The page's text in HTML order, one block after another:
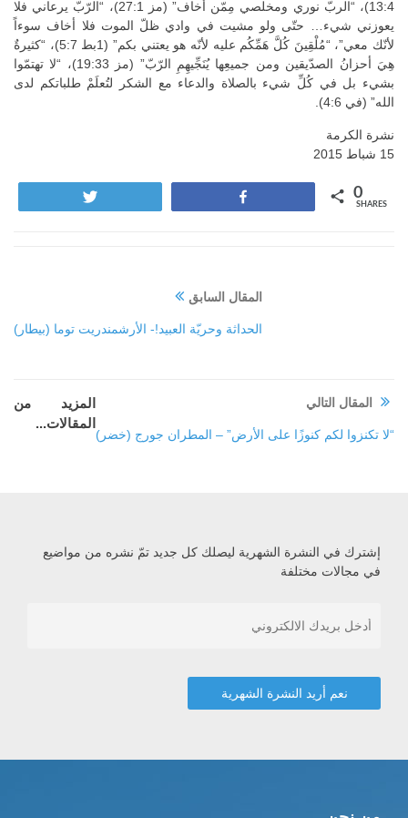
13:4)، “الربّ نوري ومخلصي مِمّن أخاف” (مز 27:1)، “الرّبّ يرعاني فلا
يعوزني شيء… حتّى ولو مشيت في وادي ظلّ الموت فلا أخاف سوءاً
لأنّك معي”، “مُلْقِينَ كُلَّ هَمِّكُم عليه لأنّه هو يعتني بكم” (1بط 5:7)، “كثيرةٌ
هِيَ أحزانُ الصدّيقين ومن جميعِها يُنَجِّيهِمِ الرّبّ” (مز 19:33)، “لا تهتمّوا
بشيء بل في كُلِّ شيء بالصلاة والدعاء مع الشكر لتُعلَمْ طلباتكم لدى
الله” (في 4:6).
نشرة الكرمة
15 شباط 2015
0
SHARES
المقال السابق
الحداثة وحريّة العبيد!- الأرشمندريت توما (بيطار)
المقال التالي
“لا تكنزوا لكم كنوزًا على الأرض” – المطران جورج (خضر)
المزيد من
المقالات...
إشترك في النشرة الشهرية ليصلك كل جديد تمّ نشره من مواضيع
في مجالات مختلفة